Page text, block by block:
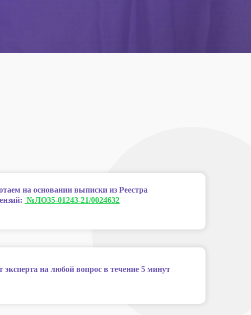
на основании выписки из Реестра
№ЛО35-01243-21/0024632
эксперта на любой вопрос в течение 5 минут